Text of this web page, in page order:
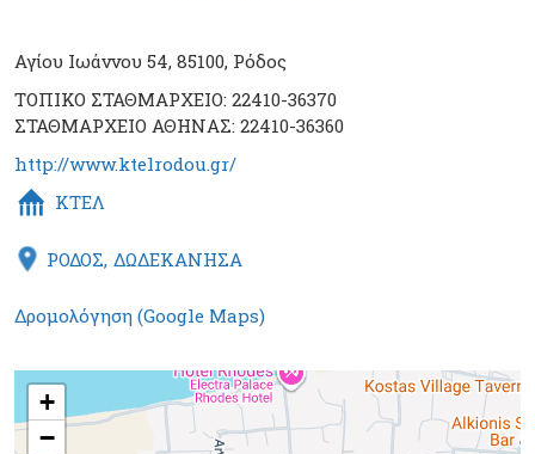
Αγίου Ιωάννου 54, 85100, Ρόδος
ΤΟΠΙΚΟ ΣΤΑΘΜΑΡΧΕΙΟ: 22410-36370
ΣΤΑΘΜΑΡΧΕΙΟ ΑΘΗΝΑΣ: 22410-36360
http://www.ktelrodou.gr/
ΚΤΕΛ
ΡΟΔΟΣ ΔΩΔΕΚΑΝΗΣΑ
Δρομολόγηση (Google Maps)
+
−